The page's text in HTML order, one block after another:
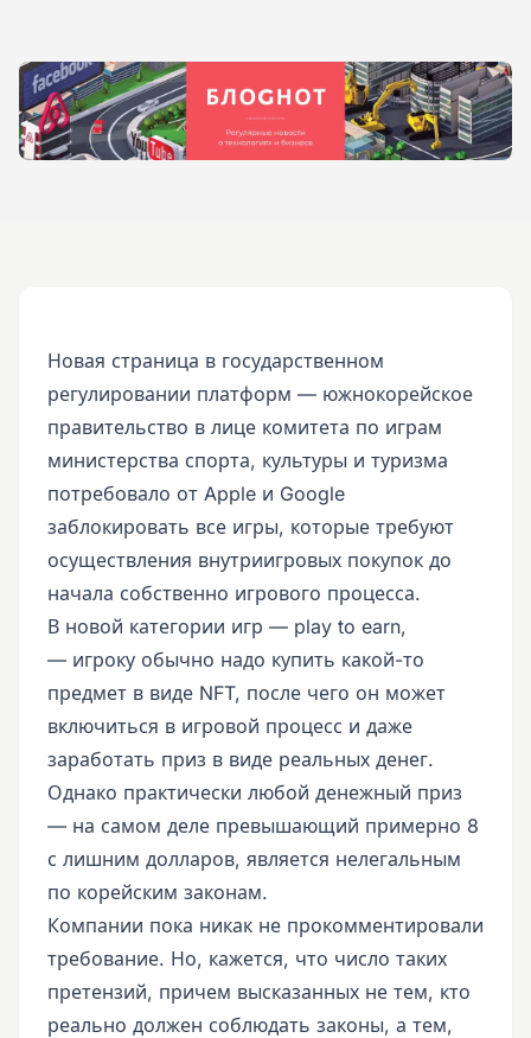
Новая страница в государственном
регулировании платформ — южнокорейское
правительство в лице комитета по играм
министерства спорта, культуры и туризма
потребовало от Apple и Google
заблокировать все игры, которые требуют
осуществления внутриигровых покупок до
начала собственно игрового процесса.
В новой категории игр — play to earn,
— игроку обычно надо купить какой-то
предмет в виде NFT, после чего он может
включиться в игровой процесс и даже
заработать приз в виде реальных денег.
Однако практически любой денежный приз
— на самом деле превышающий примерно 8
с лишним долларов, является нелегальным
по корейским законам.
Компании пока никак не прокомментировали
требование. Но, кажется, что число таких
претензий, причем высказанных не тем, кто
реально должен соблюдать законы, а тем,